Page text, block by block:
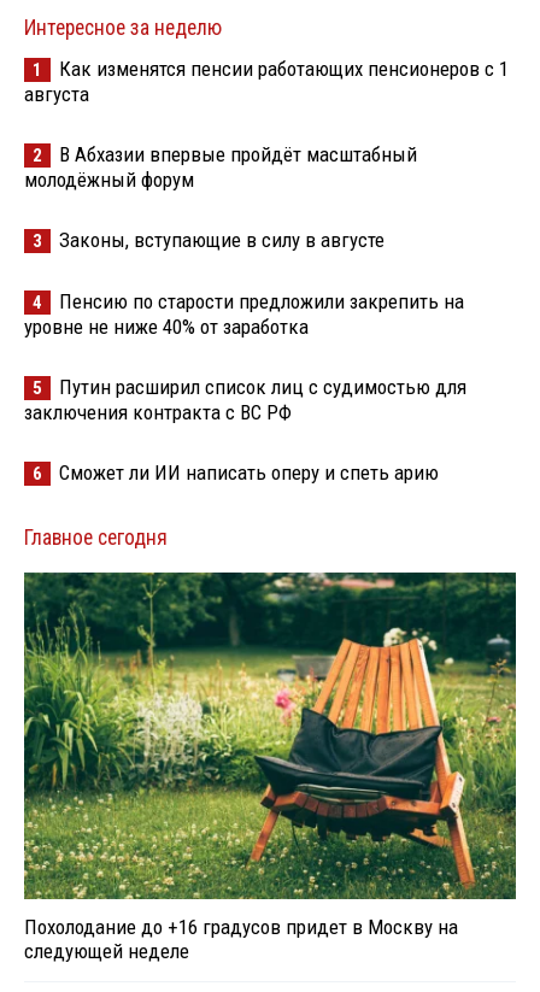
Интересное за неделю
1
Как изменятся пенсии работающих пенсионеров с 1
августа
2
В Абхазии впервые пройдёт масштабный
молодёжный форум
3 Законы, вступающие в силу в августе
4
Пенсию по старости предложили закрепить на
уровне не ниже 40% от заработка
5
Путин расширил список лиц с судимостью для
заключения контракта с ВС РФ
6 Сможет ли ИИ написать оперу и спеть арию
Главное сегодня
Похолодание до +16 градусов придет в Москву на
следующей неделе